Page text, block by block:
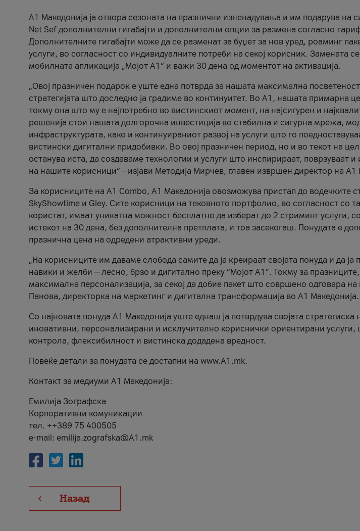
А1 Македонија ја отвора сезоната на празнични изненадувања и им подарува на
Net Sef дополнителни гигабајти и дополнителни опции за размена согласно
Дополнителните гигабајти може да се разменат за буџет за нов уред, роаминг
услуги, во согласност со индивидуалните потреби на секој корисник. Замената
мобилната апликација „Мојот А1“ и важи 30 дена од моментот на активација.
„Овој празничен подарок е уште една потврда за нашата максимална
стратегијата што доследно ја градиме во континуитет. Во А1, нашата примарна
токму она што му е најпотребно во вистинскиот момент, на најсигурен и
решенија стои нашата долгорочна инвестиција во стабилна и сигурна мрежа,
инфраструктурата, како и континуираниот развој на услуги што го
вистински дигитални придобивки. Во овој празничен период, но и во текот на
останува иста, да создаваме технологии и услуги што инспирираат, поврзуваат
на нашите корисници“ – изјави Методија Мирчев, главен извршен директор на А1
За корисниците на A1 Combo, А1 Македонија овозможува пристап до водечките
SkyShowtime и Gley. Сите корисници на тековното портфолио, во согласност со
користат, имаат уникатна можност бесплатно да изберат до 2 стриминг услуги,
истекот на 30 дена, без дополнителна претплата, и тоа засекогаш. Понудата е
празнична цена на одредени атрактивни уреди.
„На корисниците им даваме слобода самите да ја креираат својата понуда и да ја
навики и желби — лесно, брзо и дигитално преку “Мојот А1”. Токму за
максимална персонализација, за секој да добие пакет што совршено одговара на
Панова, директорка на маркетинг и дигитална трансформација во А1 Македонија.
Со најновата понуда А1 Македонија уште еднаш ја потврдува својата
иновативни, персонализирани и исклучително кориснички ориентирани услуги,
контрола, флексибилност и вистинска додадена вредност.
Повеќе детали за понудата се достапни на www.А1.mk.
Контакт за медиуми А1 Македонија:
Емилија Зографска
Корпоративни комуникации
тел. ++389 75 400505
e-mail: emilija.zografska@A1.mk
Назад